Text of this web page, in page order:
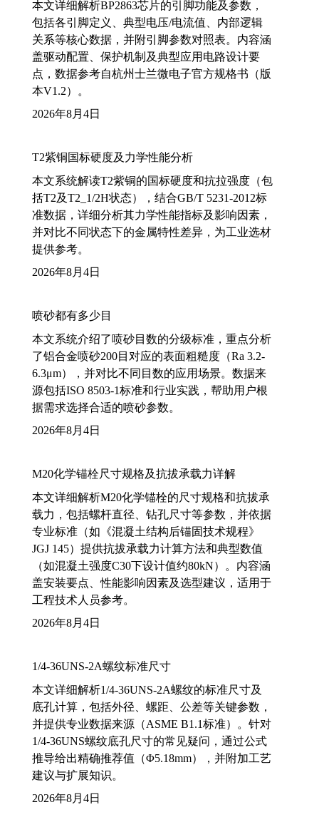
本文详细解析BP2863芯片的引脚功能及参数，
包括各引脚定义、典型电压/电流值、内部逻辑
关系等核心数据，并附引脚参数对照表。内容涵
盖驱动配置、保护机制及典型应用电路设计要
点，数据参考自杭州士兰微电子官方规格书（版
本V1.2）。
2026年8月4日
T2紫铜国标硬度及力学性能分析
本文系统解读T2紫铜的国标硬度和抗拉强度（包
括T2及T2_1/2H状态），结合GB/T 5231-2012标
准数据，详细分析其力学性能指标及影响因素，
并对比不同状态下的金属特性差异，为工业选材
提供参考。
2026年8月4日
喷砂都有多少目
本文系统介绍了喷砂目数的分级标准，重点分析
了铝合金喷砂200目对应的表面粗糙度（Ra 3.2-
6.3μm），并对比不同目数的应用场景。数据来
源包括ISO 8503-1标准和行业实践，帮助用户根
据需求选择合适的喷砂参数。
2026年8月4日
M20化学锚栓尺寸规格及抗拔承载力详解
本文详细解析M20化学锚栓的尺寸规格和抗拔承
载力，包括螺杆直径、钻孔尺寸等参数，并依据
专业标准（如《混凝土结构后锚固技术规程》
JGJ 145）提供抗拔承载力计算方法和典型数值
（如混凝土强度C30下设计值约80kN）。内容涵
盖安装要点、性能影响因素及选型建议，适用于
工程技术人员参考。
2026年8月4日
1/4-36UNS-2A螺纹标准尺寸
本文详细解析1/4-36UNS-2A螺纹的标准尺寸及
底孔计算，包括外径、螺距、公差等关键参数，
并提供专业数据来源（ASME B1.1标准）。针对
1/4-36UNS螺纹底孔尺寸的常见疑问，通过公式
推导给出精确推荐值（Φ5.18mm），并附加工艺
建议与扩展知识。
2026年8月4日